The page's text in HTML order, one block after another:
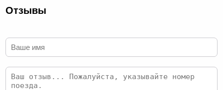
Отзывы